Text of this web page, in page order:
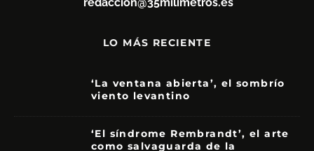
LO MÁS RECIENTE
‘La ventana abierta’, el sombrío
viento levantino
‘El síndrome Rembrandt’, el arte
como salvaguarda de la